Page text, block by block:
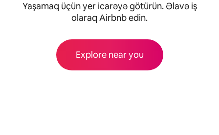
Yaşamaq üçün yer icarəyə götürün. Əlavə iş
olaraq Airbnb edin.
Explore near you